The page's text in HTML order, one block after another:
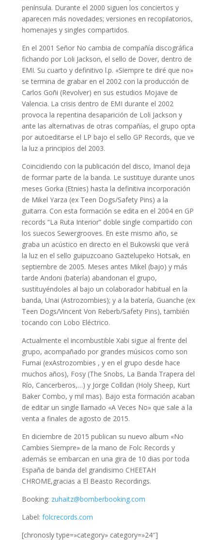
península. Durante el 2000 siguen los conciertos y
aparecen más novedades; versiones en recopilatorios,
homenajes y singles compartidos.
En el 2001 Señor No cambia de compañía discográfica
fichando por Loli Jackson, el sello de Dover, dentro de
EMI. Su cuarto y definitivo l.p. «Siempre te diré que no»
se termina de grabar en el 2002 con la producción de
Carlos Goñi (Revolver) en sus estudios Mojave de
Valencia. La crisis dentro de EMI durante el 2002
provoca la repentina desaparición de Loli Jackson y
ante las alternativas de otras compañías, el grupo opta
por autoeditarse el LP bajo el sello GP Records, que ve
la luz a principios del 2003.
Coincidiendo con la publicación del disco, Imanol deja
de formar parte de la banda. Le sustituye durante unos
meses Gorka (Etnies) hasta la definitiva incorporación
de Mikel Yarza (ex Teen Dogs/Safety Pins) a la
guitarra. Con esta formación se edita en el 2004 en GP
records “La Ruta Interior” doble single compartido con
los suecos Sewergrooves. En este mismo año, se
graba un acústico en directo en el Bukowski que verá
la luz en el sello guipuzcoano Gaztelupeko Hotsak, en
septiembre de 2005. Meses antes Mikel (bajo) y más
tarde Andoni (batería) abandonan el grupo,
sustituyéndoles al bajo un colaborador habitual en la
banda, Unai (Astrozombies); y a la batería, Guanche (ex
Teen Dogs/Vincent Von Reberb/Safety Pins), también
tocando con Lobo Eléctrico.
Actualmente el incombustible Xabi sigue al frente del
grupo, acompañado por grandes músicos como son
Fumai (exAstrozombies , y en el grupo desde hace
muchos años), Fosy (The Snobs, La Banda Trapera del
Río, Cancerberos,…) y Jorge Colldan (Holy Sheep, Kurt
Baker Combo, y mil mas). Bajo esta formación acaban
de editar un single llamado «A Veces No» que sale a la
venta a finales de agosto de 2015.
En diciembre de 2015 publican su nuevo album «No
Cambies Siempre» de la mano de Folc Records y
además se embarcan en una gira de 10 dias por toda
España de banda del grandisimo CHEETAH
CHROME,gracias a El Beasto Recordings.
Booking: zuhaitz@bomberbooking.com
Label: folcrecords.com
[chronosly type=»category» category=»24″]